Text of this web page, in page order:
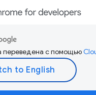
переведена с помощью